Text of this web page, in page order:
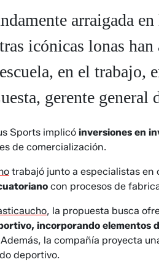
arraigada
icónicas lonas han
en el trabajo,
gerente general
Sports implicó inversiones en
de comercialización.
trabajó junto a especialistas en
con procesos de
, la propuesta busca
incorporando elementos
la compañía proyecta
deportivo.